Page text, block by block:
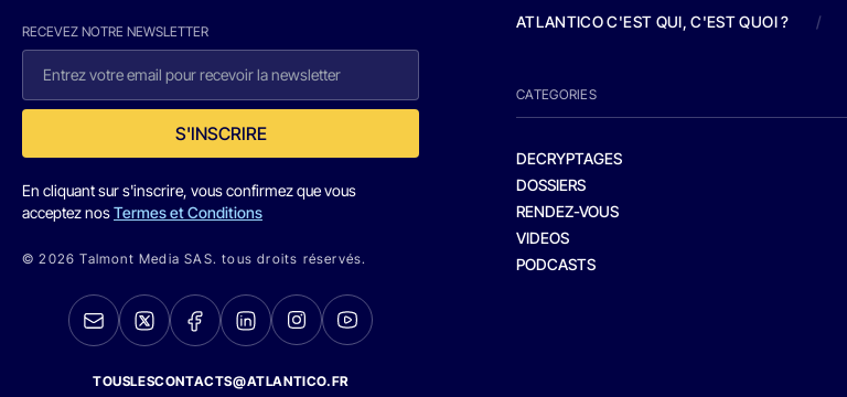
RECEVEZ NOTRE NEWSLETTER
S'INSCRIRE
En cliquant sur s'inscrire, vous confirmez que vous
acceptez nosTermes et Conditions
© 2026 Talmont Media SAS. tous droits réservés.
TOUSLESCONTACTS@ATLANTICO.FR
ATLANTICO C'EST QUI, C'EST QUOI ? /
CATEGORIES
DECRYPTAGES
DOSSIERS
RENDEZ-VOUS
VIDEOS
PODCASTS